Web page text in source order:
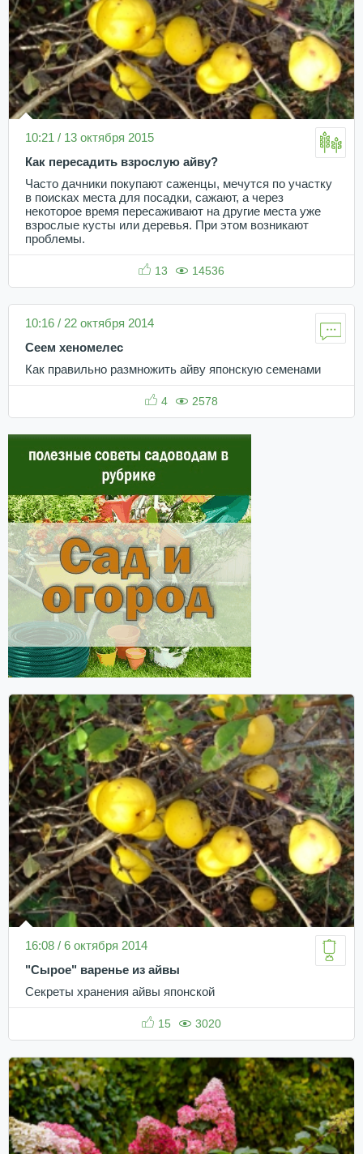
10:21 / 13 октября 2015
Как пересадить взрослую айву?
Часто дачники покупают саженцы, мечутся по участку
в поисках места для посадки, сажают, а через
некоторое время пересаживают на другие места уже
взрослые кусты или деревья. При этом возникают
проблемы.
13 14536
10:16 / 22 октября 2014
Сеем хеномелес
Как правильно размножить айву японскую семенами
4 2578
16:08 / 6 октября 2014
"Сырое" варенье из айвы
Секреты хранения айвы японской
15 3020